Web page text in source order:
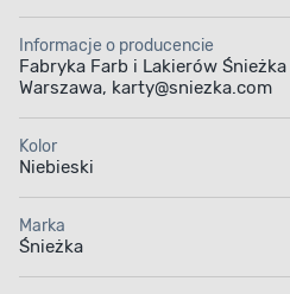
Informacje o producencie
Fabryka Farb i Lakierów
Warszawa, karty@sniezka.com
Kolor
Niebieski
Marka
Śnieżka